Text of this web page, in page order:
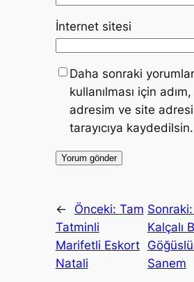
İnternet sitesi
Daha sonraki
kullanılması için
adresim ve site
tarayıcıya kaydedilsin.
← Önceki: Tam
Tatminli
Marifetli Eskort
Natali
Sonraki:
Kalçalı
Sanem